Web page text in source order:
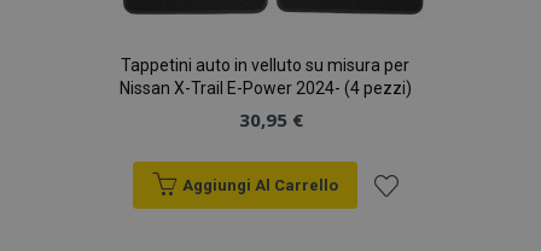
Tappetini auto in velluto su misura per
Nissan X-Trail E-Power 2024- (4 pezzi)
30,95 €
Aggiungi Al Carrello